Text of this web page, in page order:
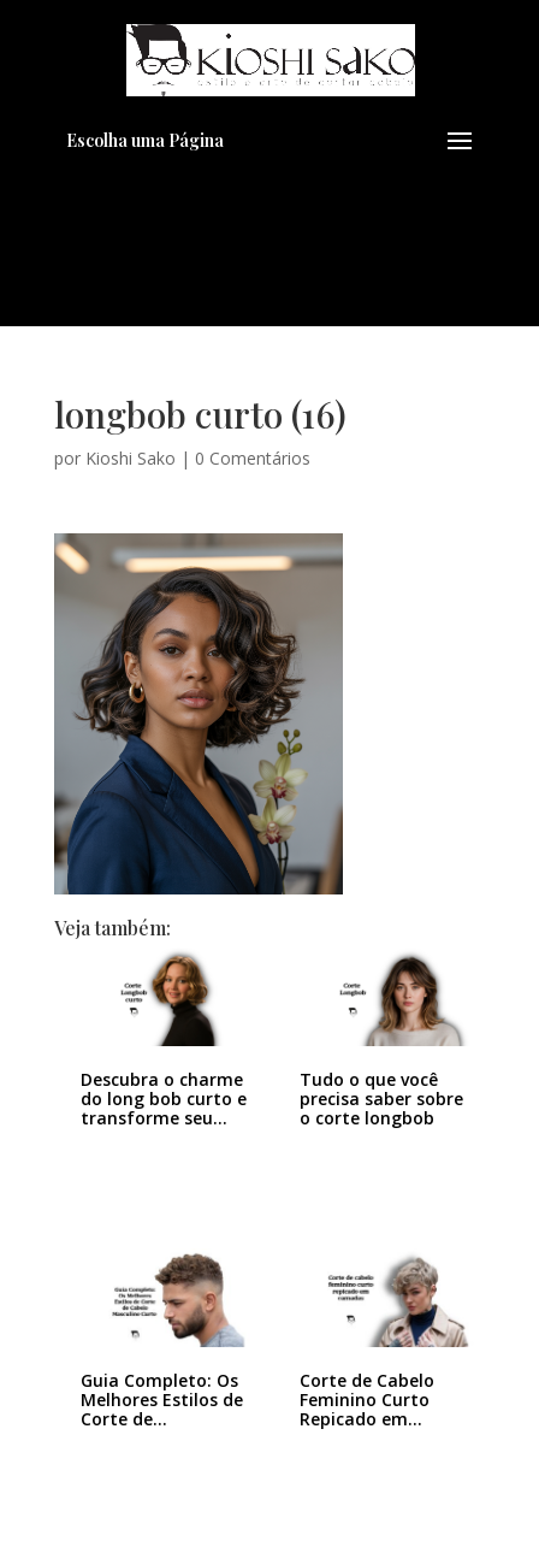
Escolha uma Página
longbob curto (16)
por Kioshi Sako | 0 Comentários
Veja também:
Descubra o charme
do long bob curto e
transforme seu…
Tudo o que você
precisa saber sobre
o corte longbob
Guia Completo: Os
Melhores Estilos de
Corte de…
Corte de Cabelo
Feminino Curto
Repicado em
Pensando em transformar seu
Visual??